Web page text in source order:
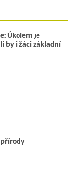
Úkolem je
by i žáci základní
přírody